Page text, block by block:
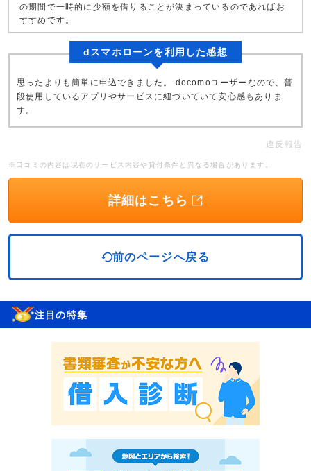
の期間で一時的に少額を借りることが決まっているのであればお
すすめです。
dスマホローンを利用した感想
思ったよりも簡単に申込できました。 docomoユーザーなので、普
段使用しているアプリやサービスに紐づいていて安心感もありま
す。
違反報告
※口コミの内容は現在のサービス内容や貸付条件と異なる場合があります。
詳細はこちら
前のページへ戻る
注目の特集